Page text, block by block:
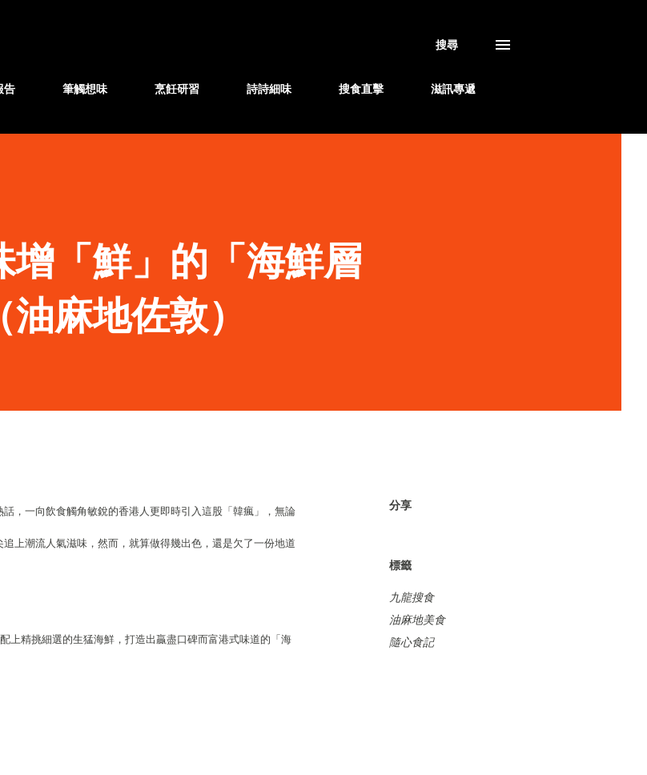
搜尋
告 筆觸想味 烹飪研習 詩詩細味 搜食直擊 滋訊專遞
增「鮮」的「海鮮層
麻地佐敦）
，一向飲食觸角敏銳的香港人更即時引入這股「韓瘋」，無論
上潮流人氣滋味，然而，就算做得幾出色，還是欠了一份地道
上精挑細選的生猛海鮮，打造出贏盡口碑而富港式味道的「海
分享
標籤
九龍搜食
油麻地美食
隨心食記